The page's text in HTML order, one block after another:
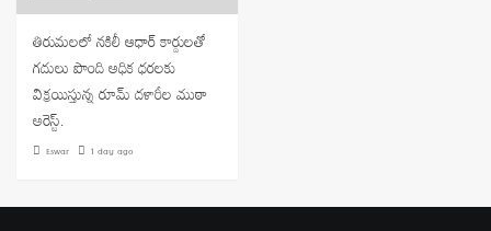
తిరుమలలో నకిలీ ఆధార్ కార్డులతో
గదులు పొంది అధిక ధరలకు
విక్రయిస్తున్న రూమ్ దళారీల ముఠా
అరెస్ట్.
Eswar 1 day ago